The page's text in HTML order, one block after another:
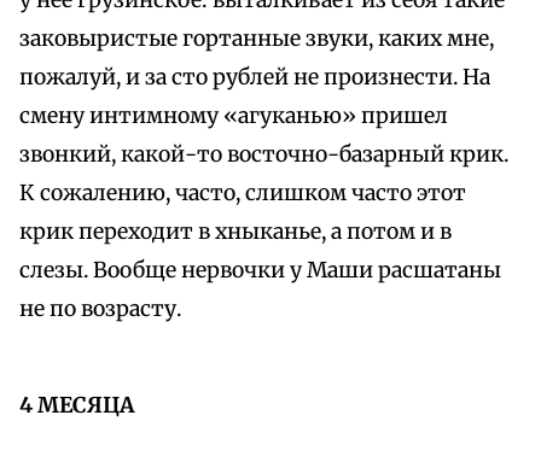
заковыристые гортанные звуки, каких мне,
пожалуй, и за сто рублей не произнести. На
смену интимному «агуканью» пришел
звонкий, какой-то восточно-базарный крик.
К сожалению, часто, слишком часто этот
крик переходит в хныканье, а потом и в
слезы. Вообще нервочки у Маши расшатаны
не по возрасту.
4 МЕСЯЦА